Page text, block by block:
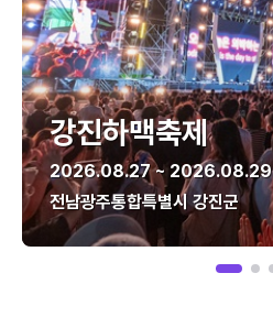
강진하맥축제
2026.08.27 ~ 2026.08.29
전남광주통합특별시 강진군